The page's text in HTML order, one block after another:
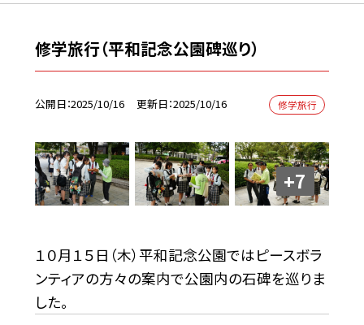
修学旅行（平和記念公園碑巡り）
公開日 2025/10/16 更新日 2025/10/16 修学旅行
+7
１０月１５日（木）平和記念公園ではピースボラ
ンティアの方々の案内で公園内の石碑を巡りま
した。